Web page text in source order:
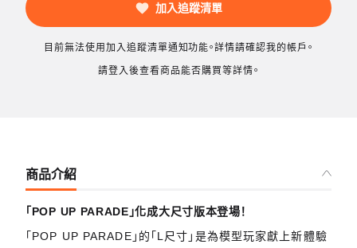
加入追蹤清單
目前無法使用加入追蹤清單通知功能。詳情請確認我的帳戶。
請登入後查看商品能否購買等詳情。
商品介紹
「POP UP PARADE」化成大尺寸版本登場！
「POP UP PARADE」的「L尺寸」是為模型玩家獻上新體驗